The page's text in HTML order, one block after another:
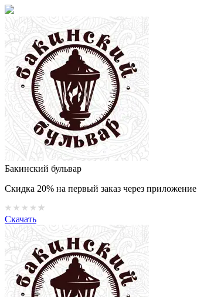
Бакинский бульвар
Скидка 20% на первый заказ через приложение
Скачать